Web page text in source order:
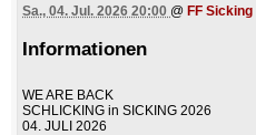
Sa., 04. Jul. 2026 20:00 @ FF Sicking
Informationen
WE ARE BACK
SCHLICKING in SICKING 2026
04. JULI 2026